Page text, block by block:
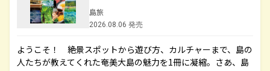
島旅
2026.08.06 発売
ようこそ！ 絶景スポットから遊び方、カルチャーまで、島の
人たちが教えてくれた奄美大島の魅力を1冊に凝縮。さあ、島